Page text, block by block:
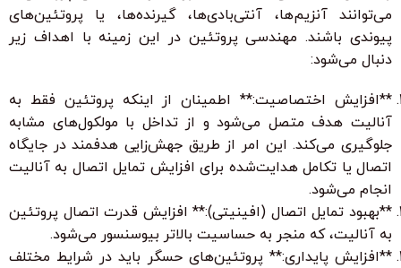
می‌توانند آنزیم‌ها، آنتی‌بادی‌ها، گیرنده‌ها، یا پروتئین‌های
پیوندی باشند. مهندسی پروتئین در این زمینه با اهداف زیر
دنبال می‌شود:
**افزایش اختصاصیت:** اطمینان از اینکه پروتئین فقط به
آنالیت هدف متصل می‌شود و از تداخل با مولکول‌های مشابه
جلوگیری می‌کند. این امر از طریق جهش‌زایی هدفمند در جایگاه
اتصال یا تکامل هدایت‌شده برای افزایش تمایل اتصال به آنالیت
انجام می‌شود.
**بهبود تمایل اتصال (افینیتی):** افزایش قدرت اتصال پروتئین
به آنالیت، که منجر به حساسیت بالاتر بیوسنسور می‌شود.
**افزایش پایداری:** پروتئین‌های حسگر باید در شرایط مختلف